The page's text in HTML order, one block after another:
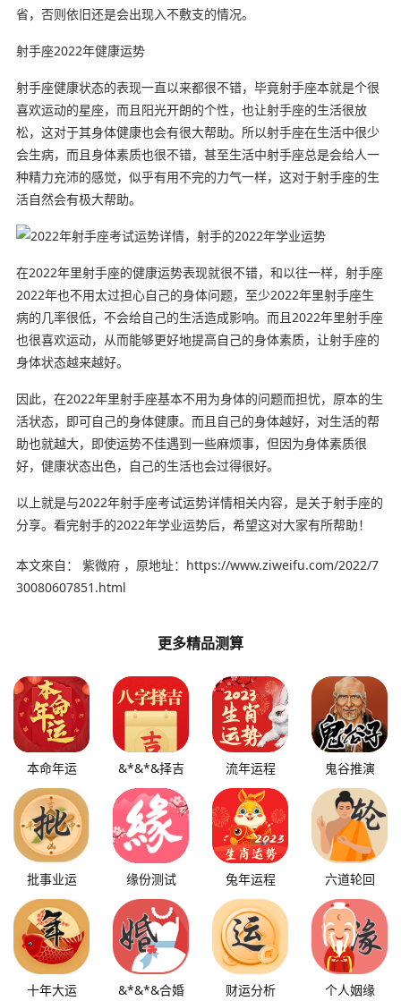
省，否则依旧还是会出现入不敷支的情况。
射手座2022年健康运势
射手座健康状态的表现一直以来都很不错，毕竟射手座本就是个很
喜欢运动的星座，而且阳光开朗的个性，也让射手座的生活很放
松，这对于其身体健康也会有很大帮助。所以射手座在生活中很少
会生病，而且身体素质也很不错，甚至生活中射手座总是会给人一
种精力充沛的感觉，似乎有用不完的力气一样，这对于射手座的生
活自然会有极大帮助。
在2022年里射手座的健康运势表现就很不错，和以往一样，射手座
2022年也不用太过担心自己的身体问题，至少2022年里射手座生
病的几率很低，不会给自己的生活造成影响。而且2022年里射手座
也很喜欢运动，从而能够更好地提高自己的身体素质，让射手座的
身体状态越来越好。
因此，在2022年里射手座基本不用为身体的问题而担忧，原本的生
活状态，即可自己的身体健康。而且自己的身体越好，对生活的帮
助也就越大，即使运势不佳遇到一些麻烦事，但因为身体素质很
好，健康状态出色，自己的生活也会过得很好。
以上就是与2022年射手座考试运势详情相关内容，是关于射手座的
分享。看完射手的2022年学业运势后，希望这对大家有所帮助！
本文來自： 紫微府 ，原地址：https://www.ziweifu.com/2022/7
30080607851.html
更多精品测算
本命年运 &*&*&择吉 流年运程 鬼谷推演
批事业运 缘份测试 兔年运程 六道轮回
十年大运 &*&*&合婚 财运分析 个人姻缘